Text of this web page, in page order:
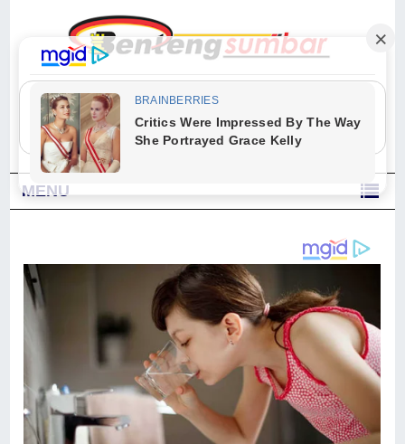
"Sesungguhnya Allah dan para malaikat-Nya berselawat untuk Nabi.
Wahai orang-orang yang beriman, berselawatlah kamu untuk Nabi dan
ucapkanlah salam dengan penuh penghormatan kepadanya." (Qs. Al
Ahzab Ayat 56)
MENU